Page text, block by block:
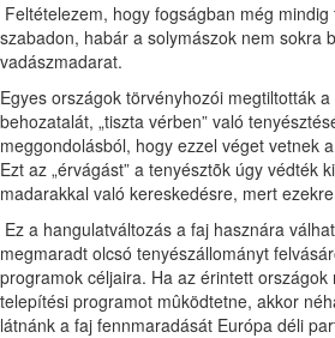
Feltételezem, hogy fogságban még
szabadon, habár a solymászok nem sokra
vadászmadarat.
Egyes országok törvényhozói megtiltották
behozatalát, „tiszta vérben” való
meggondolásból, hogy ezzel véget vetnek
Ezt az „érvágást” a tenyésztõk úgy védték
madarakkal való kereskedésre, mert
Ez a hangulatváltozás a faj hasznára
megmaradt olcsó tenyészállományt
programok céljaira. Ha az érintett országok
telepítési programot mûködtetne, akkor
látnánk a faj fennmaradását Európa déli